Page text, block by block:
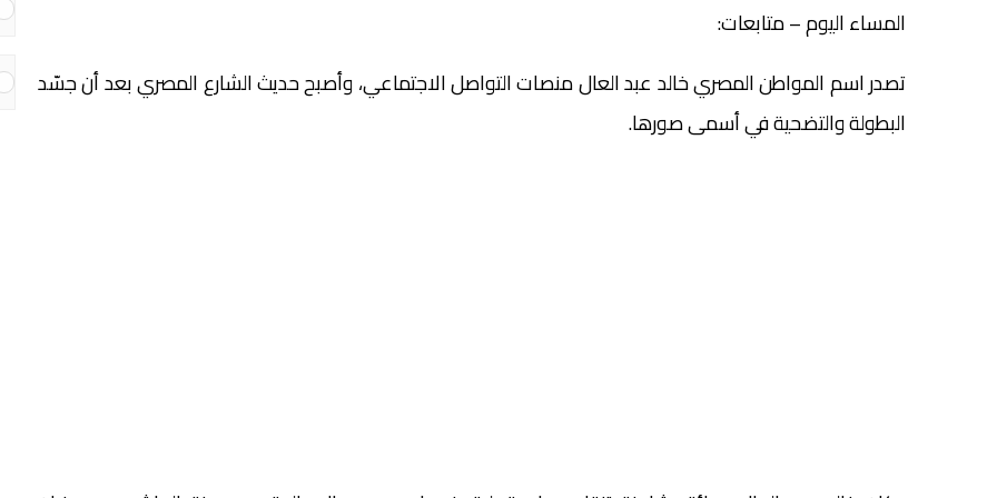
المساء اليوم – متابعات:
تصدر اسم المواطن المصري خالد عبد العال منصات التواصل الاجتماعي، وأصبح حديث الشارع المصري بعد أن جسّد
البطولة والتضحية في أسمى صورها.